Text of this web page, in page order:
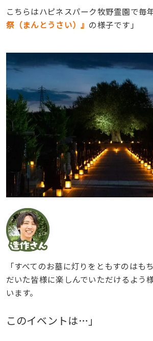
こちらはハピネスパーク牧野霊園で毎
祭（まんとうさい）』 の様子です」
「すべてのお墓に灯りをともすのはも
だいた皆様に楽しんでいただけるよう
います。
このイベントは…」